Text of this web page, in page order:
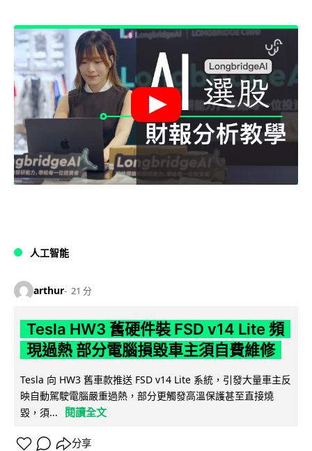
人工智能
arthur 21 分
Tesla HW3 舊硬件裝 FSD v14 Lite 頻
現過熱 部分電腦損毀車主須自費維修
Tesla 向 HW3 舊車款推送 FSD v14 Lite 系統，引發大量車主反
映自動駕駛電腦嚴重過熱，部分更觸發高溫保護甚至直接燒
毀，須...
閱讀全文
分享